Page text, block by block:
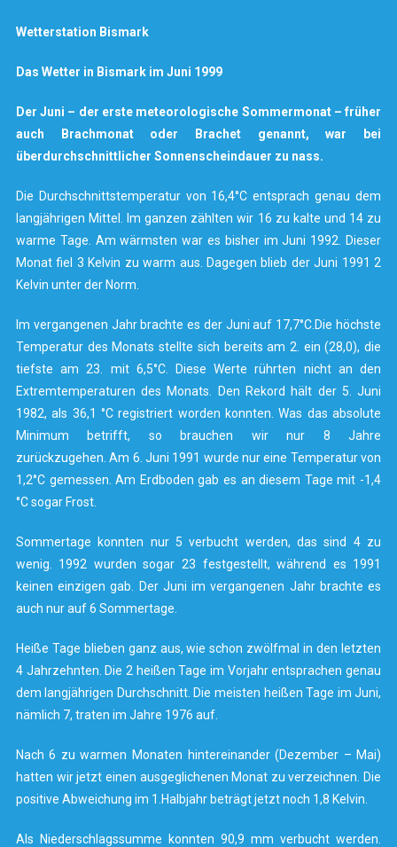
Wetterstation Bismark
Das Wetter in Bismark im Juni 1999
Der Juni – der erste meteorologische Sommermonat – früher
auch Brachmonat oder Brachet genannt, war bei
überdurchschnittlicher Sonnenscheindauer zu nass.
Die Durchschnittstemperatur von 16,4°C entsprach genau dem
langjährigen Mittel. Im ganzen zählten wir 16 zu kalte und 14 zu
warme Tage. Am wärmsten war es bisher im Juni 1992. Dieser
Monat fiel 3 Kelvin zu warm aus. Dagegen blieb der Juni 1991 2
Kelvin unter der Norm.
Im vergangenen Jahr brachte es der Juni auf 17,7°C.Die höchste
Temperatur des Monats stellte sich bereits am 2. ein (28,0), die
tiefste am 23. mit 6,5°C. Diese Werte rührten nicht an den
Extremtemperaturen des Monats. Den Rekord hält der 5. Juni
1982, als 36,1 °C registriert worden konnten. Was das absolute
Minimum betrifft, so brauchen wir nur 8 Jahre
zurückzugehen. Am 6. Juni 1991 wurde nur eine Temperatur von
1,2°C gemessen. Am Erdboden gab es an diesem Tage mit -1,4
°C sogar Frost.
Sommertage konnten nur 5 verbucht werden, das sind 4 zu
wenig. 1992 wurden sogar 23 festgestellt, während es 1991
keinen einzigen gab. Der Juni im vergangenen Jahr brachte es
auch nur auf 6 Sommertage.
Heiße Tage blieben ganz aus, wie schon zwölfmal in den letzten
4 Jahrzehnten. Die 2 heißen Tage im Vorjahr entsprachen genau
dem langjährigen Durchschnitt. Die meisten heißen Tage im Juni,
nämlich 7, traten im Jahre 1976 auf.
Nach 6 zu warmen Monaten hintereinander (Dezember – Mai)
hatten wir jetzt einen ausgeglichenen Monat zu verzeichnen. Die
positive Abweichung im 1.Halbjahr beträgt jetzt noch 1,8 Kelvin.
Als Niederschlagssumme konnten 90,9 mm verbucht werden.